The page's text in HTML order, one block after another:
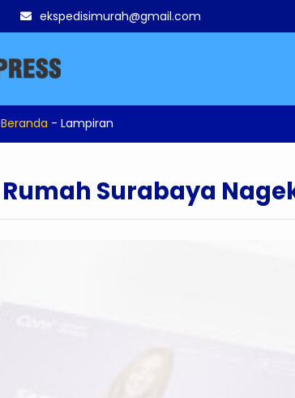
ekspedisimurah@gmail.com
Beranda - Lampiran
Surabaya